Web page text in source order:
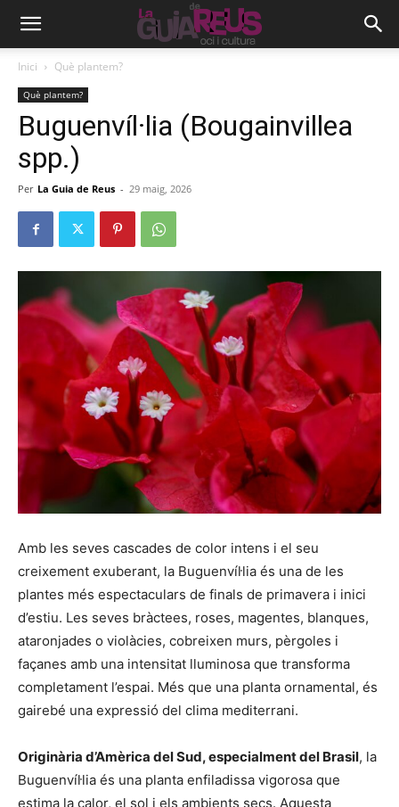
Inici Què plantem?
Què plantem?
Buguenvíl·lia (Bougainvillea
spp.)
Per La Guia de Reus - 29 maig, 2026
Amb les seves cascades de color intens i el seu
creixement exuberant, la Buguenvíŀlia és una de les
plantes més espectaculars de finals de primavera i inici
d’estiu. Les seves bràctees, roses, magentes, blanques,
ataronjades o violàcies, cobreixen murs, pèrgoles i
façanes amb una intensitat lluminosa que transforma
completament l’espai. Més que una planta ornamental, és
gairebé una expressió del clima mediterrani.
Originària d’Amèrica del Sud, especialment del Brasil, la
Buguenvíŀlia és una planta enfiladissa vigorosa que
estima la calor, el sol i els ambients secs. Aquesta